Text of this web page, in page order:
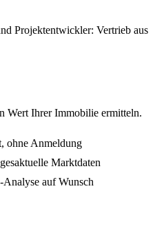
Projektentwickler: Vertrieb aus
Wert Ihrer Immobilie ermitteln.
ohne Anmeldung
Marktdaten
auf Wunsch